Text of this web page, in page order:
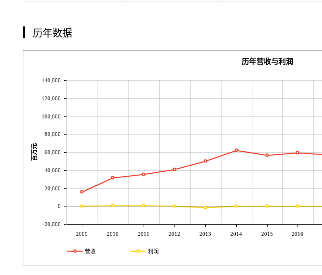
历年数据
2009 2010 2011 2012 2013 2014 2015 2016
-20,000
0
20,000
40,000
60,000
80,000
100,000
120,000
140,000
百万元
历年营收与利润
营收 利润